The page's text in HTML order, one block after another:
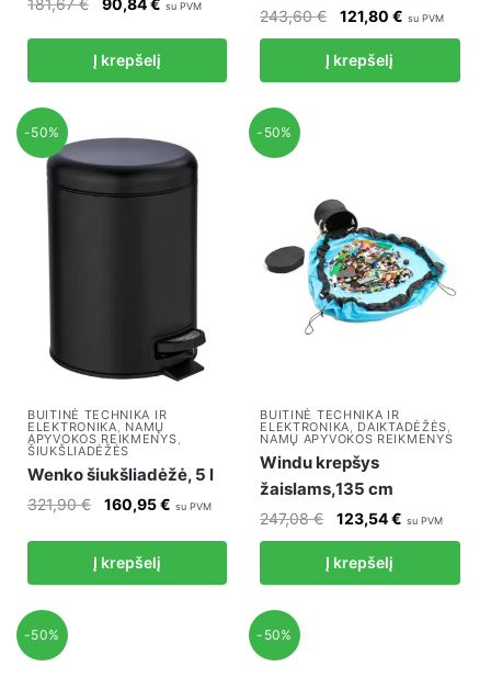
181,67€
was:
181,67 €.
90,84€ su PVM
Į krepšelį
243,60€
Original
price
was:
243,60 €.
121,80€ Current
price
121,80 €.
su PVM
Į krepšelį
-50%
BUITINĖ TECHNIKA IR
ELEKTRONIKA, NAMŲ
APYVOKOS REIKMENYS,
ŠIUKŠLIADĖŽĖS
Wenko šiukšliadėžė, 5 l
321,90€
Original
321,90 €.
160,95€ Current
su PVM
Į krepšelį
-50%
BUITINĖ TECHNIKA IR
ELEKTRONIKA, DAIKTADĖŽĖS,
NAMŲ APYVOKOS REIKMENYS
Windu krepšys
žaislams,135 cm
247,08€
Original
price
was:
247,08 €.
123,54€ Current
price
123,54 €.
su PVM
Į krepšelį
-50% -50%